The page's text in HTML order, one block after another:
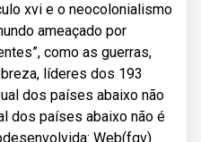
xvi e o neocolonialismo
ameaçado por
como as guerras,
líderes dos 193
dos países abaixo não
dos países abaixo não é
Web(fgv)